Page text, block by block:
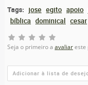
Tags: jose egito apoio
bíblica dominical cesar
Seja o primeiro a avaliareste